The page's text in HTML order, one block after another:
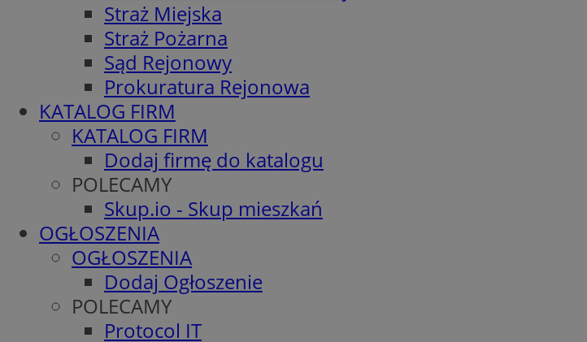
Straż Miejska
Straż Pożarna
Sąd Rejonowy
Prokuratura Rejonowa
KATALOG FIRM
KATALOG FIRM
Dodaj firmę do katalogu
POLECAMY
Skup.io - Skup mieszkań
OGŁOSZENIA
OGŁOSZENIA
Dodaj Ogłoszenie
POLECAMY
Protocol IT